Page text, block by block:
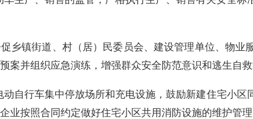
乡镇街道、村（居）民委员会、建设管理单位、物业
案并组织应急演练，增强群众安全防范意识和逃生自救
动自行车集中停放场所和充电设施，鼓励新建住宅小
业按照合同约定做好住宅小区共用消防设施的维护管理